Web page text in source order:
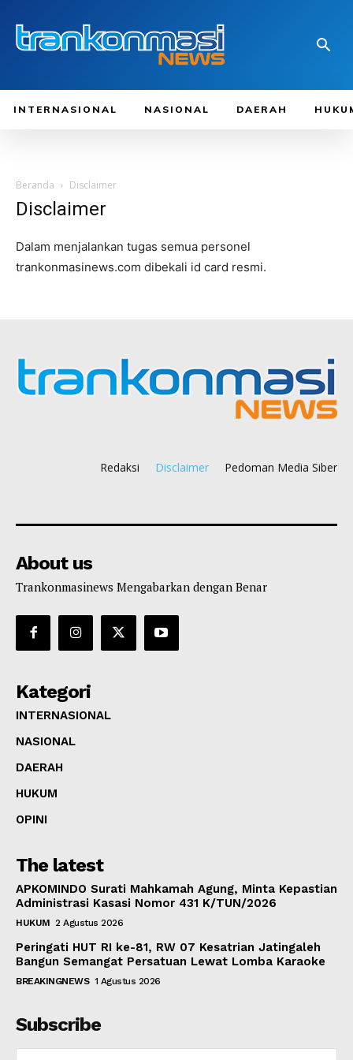
INTERNASIONAL NASIONAL DAERAH
Beranda Disclaimer
Disclaimer
Dalam menjalankan tugas semua personel
trankonmasinews.com dibekali id card resmi.
Redaksi Disclaimer Pedoman Media Siber
About us
Trankonmasinews Mengabarkan dengan Benar
Kategori
INTERNASIONAL
NASIONAL
DAERAH
HUKUM
OPINI
The latest
APKOMINDO Surati Mahkamah Agung, Minta Kepastian
Administrasi Kasasi Nomor 431 K/TUN/2026
HUKUM 2 Agustus 2026
Peringati HUT RI ke-81, RW 07 Kesatrian Jatingaleh
Bangun Semangat Persatuan Lewat Lomba Karaoke
BREAKINGNEWS 1 Agustus 2026
Subscribe